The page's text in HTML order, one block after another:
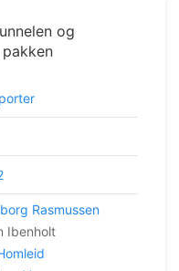
og
Rasmussen
Ibenholt